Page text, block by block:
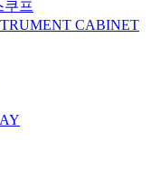
쿠프
CABINET